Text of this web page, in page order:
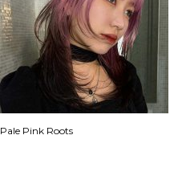
Pale Pink Roots